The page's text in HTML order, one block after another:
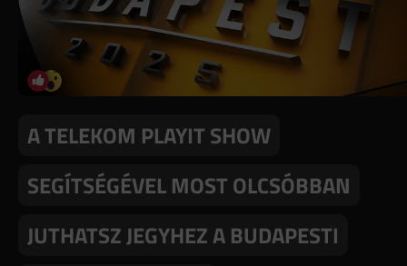
A TELEKOM PLAYIT SHOW
SEGÍTSÉGÉVEL MOST OLCSÓBBAN
JUTHATSZ JEGYHEZ A BUDAPESTI